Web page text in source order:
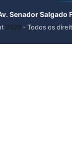
Senador
2026 - Todos os